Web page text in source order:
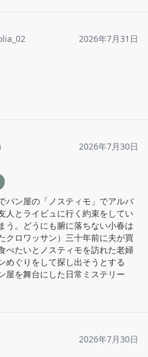
2026年7月31日
2026年7月30日
パン屋の「ノスティモ」でアルバ
人とライビュに行く約束をしてい
う。どうにも腑に落ちない小春は
クロワッサン）三十年前に夫が買
べたいとノスティモを訪れた老婦
めぐりをして探し出そうとする
屋を舞台にした日常ミステリー
2026年7月30日